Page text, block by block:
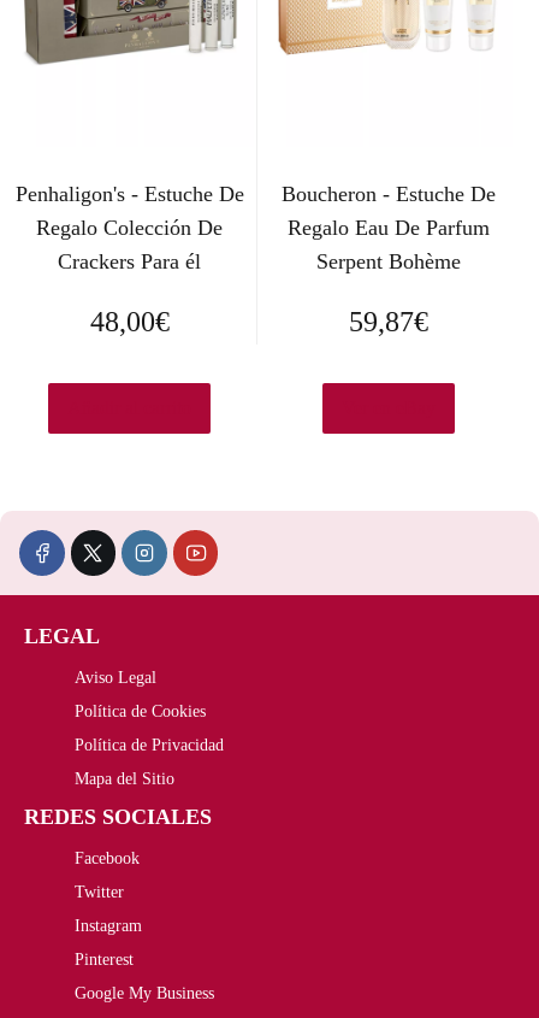
Penhaligon's - Estuche De
Regalo Colección De
Crackers Para él
48,00€
Boucheron - Estuche De
Regalo Eau De Parfum
Serpent Bohème
59,87€
LEGAL
Aviso Legal
Política de Cookies
Política de Privacidad
Mapa del Sitio
REDES SOCIALES
Facebook
Twitter
Instagram
Pinterest
Google My Business